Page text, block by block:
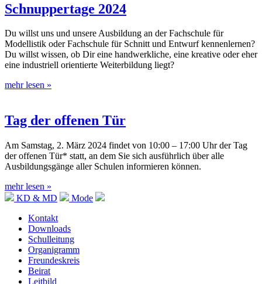
Schnuppertage 2024
Du willst uns und unsere Ausbildung an der Fachschule für
Modellistik oder Fachschule für Schnitt und Entwurf kennenlernen?
Du willst wissen, ob Dir eine handwerkliche, eine kreative oder eher
eine industriell orientierte Weiterbildung liegt?
mehr lesen »
Tag der offenen Tür
Am Samstag, 2. März 2024 findet von 10:00 – 17:00 Uhr der Tag
der offenen Tür* statt, an dem Sie sich ausführlich über alle
Ausbildungsgänge aller Schulen informieren können.
mehr lesen »
KD & MD
Mode
Kontakt
Downloads
Schulleitung
Organigramm
Freundeskreis
Beirat
Leitbild